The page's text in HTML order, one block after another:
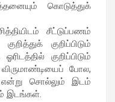
கொடுத்துக்
சீட்டுப்பணம்
குறிப்பிடும்
குறிப்பிடும்
போல,
சொல்லும் இடம்
இடங்கள்.